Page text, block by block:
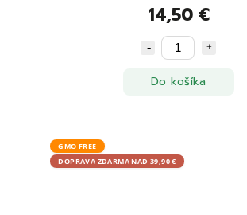
14,50 €
Do košíka
GMO FREE
DOPRAVA ZDARMA NAD 39,90 €